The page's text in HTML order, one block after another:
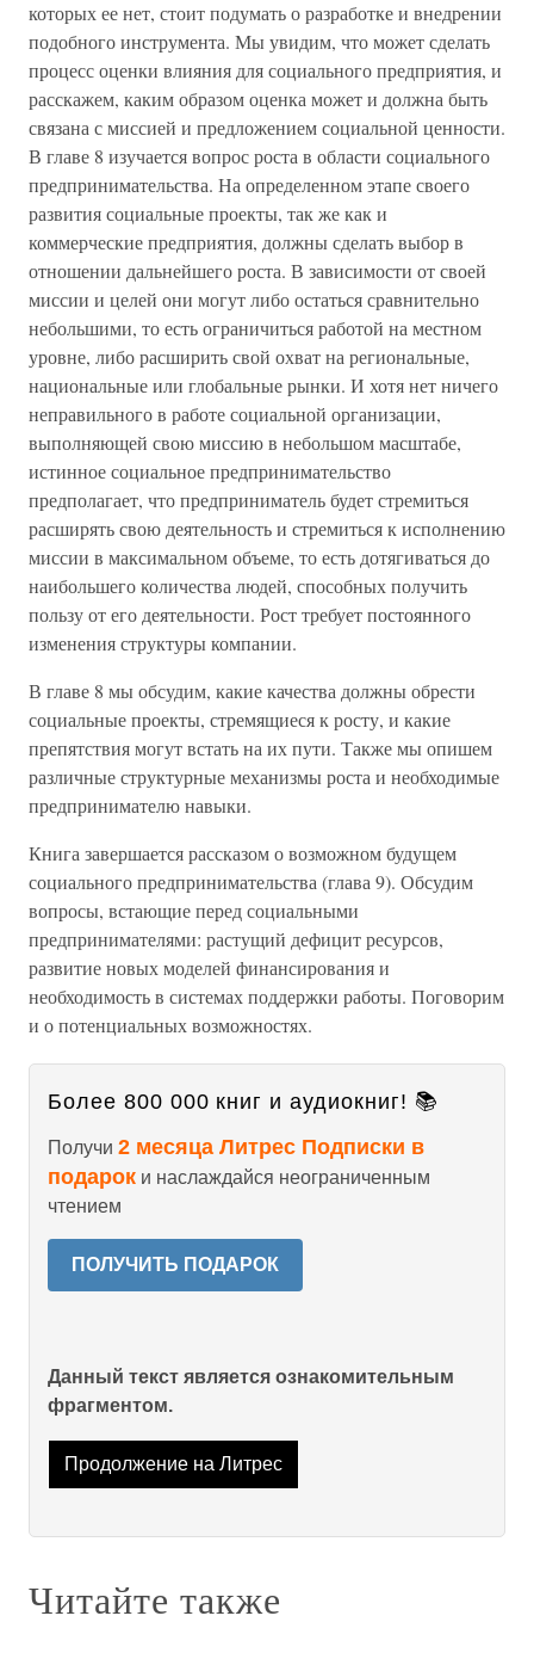
которых ее нет, стоит подумать о разработке и внедрении
подобного инструмента. Мы увидим, что может сделать
процесс оценки влияния для социального предприятия, и
расскажем, каким образом оценка может и должна быть
связана с миссией и предложением социальной ценности.
В главе 8 изучается вопрос роста в области социального
предпринимательства. На определенном этапе своего
развития социальные проекты, так же как и
коммерческие предприятия, должны сделать выбор в
отношении дальнейшего роста. В зависимости от своей
миссии и целей они могут либо остаться сравнительно
небольшими, то есть ограничиться работой на местном
уровне, либо расширить свой охват на региональные,
национальные или глобальные рынки. И хотя нет ничего
неправильного в работе социальной организации,
выполняющей свою миссию в небольшом масштабе,
истинное социальное предпринимательство
предполагает, что предприниматель будет стремиться
расширять свою деятельность и стремиться к исполнению
миссии в максимальном объеме, то есть дотягиваться до
наибольшего количества людей, способных получить
пользу от его деятельности. Рост требует постоянного
изменения структуры компании.
В главе 8 мы обсудим, какие качества должны обрести
социальные проекты, стремящиеся к росту, и какие
препятствия могут встать на их пути. Также мы опишем
различные структурные механизмы роста и необходимые
предпринимателю навыки.
Книга завершается рассказом о возможном будущем
социального предпринимательства (глава 9). Обсудим
вопросы, встающие перед социальными
предпринимателями: растущий дефицит ресурсов,
развитие новых моделей финансирования и
необходимость в системах поддержки работы. Поговорим
и о потенциальных возможностях.
Более 800 000 книг и аудиокниг! 📚
Получи 2 месяца Литрес Подписки в
подарок и наслаждайся неограниченным
чтением
ПОЛУЧИТЬ ПОДАРОК
Данный текст является ознакомительным
фрагментом.
Продолжение на Литрес
Читайте также